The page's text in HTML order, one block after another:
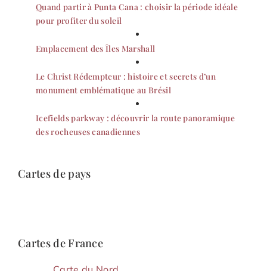
Quand partir à Punta Cana : choisir la période idéale
pour profiter du soleil
Emplacement des Îles Marshall
Le Christ Rédempteur : histoire et secrets d’un
monument emblématique au Brésil
Icefields parkway : découvrir la route panoramique
des rocheuses canadiennes
Cartes de pays
Cartes de France